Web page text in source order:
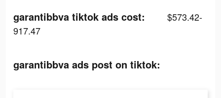
garantibbva tiktok ads cost:
$573.42-
917.47
garantibbva ads post on tiktok: